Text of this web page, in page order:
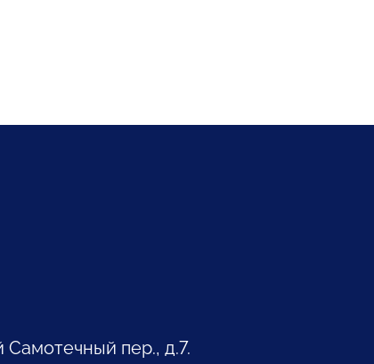
Самотечный пер., д.7.